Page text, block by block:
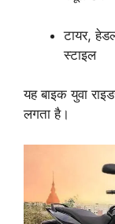
टायर,
स्टाइल
यह बाइक युवा
लगता है।